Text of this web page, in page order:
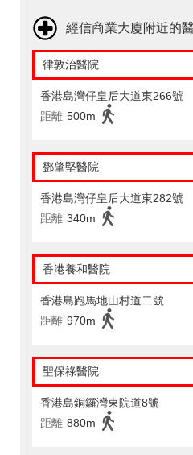
經信商業大廈附近的
律敦治醫院
香港島灣仔皇后大道東266號
距離 500m
鄧肇堅醫院
香港島灣仔皇后大道東282號
距離 340m
香港養和醫院
香港島跑馬地山村道二號
距離 970m
聖保祿醫院
香港島銅鑼灣東院道8號
距離 880m